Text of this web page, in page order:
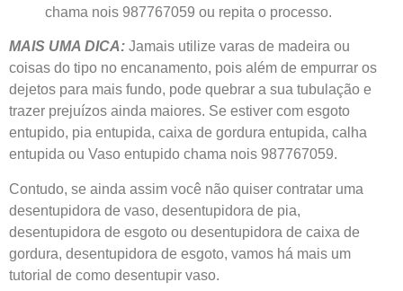
chama nois 987767059 ou repita o processo.
MAIS UMA DICA: Jamais utilize varas de madeira ou
coisas do tipo no encanamento, pois além de empurrar os
dejetos para mais fundo, pode quebrar a sua tubulação e
trazer prejuízos ainda maiores. Se estiver com esgoto
entupido, pia entupida, caixa de gordura entupida, calha
entupida ou Vaso entupido chama nois 987767059.
Contudo, se ainda assim você não quiser contratar uma
desentupidora de vaso, desentupidora de pia,
desentupidora de esgoto ou desentupidora de caixa de
gordura, desentupidora de esgoto, vamos há mais um
tutorial de como desentupir vaso.